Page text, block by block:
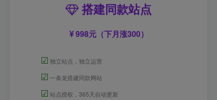
搭建同款站点
998元（下月涨300）
☑ 独立站点，独立运营
☑ 一条龙搭建同款网站
☑ 站点授权，365天自动更新